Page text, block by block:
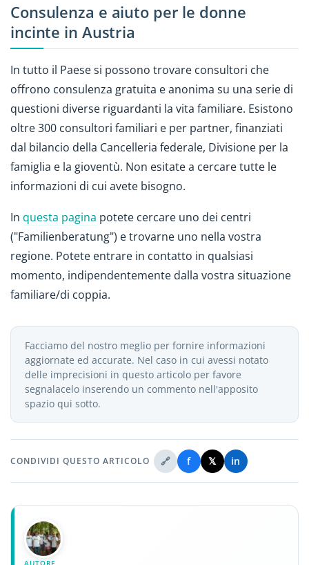
Consulenza e aiuto per le donne
incinte in Austria
In tutto il Paese si possono trovare consultori che
offrono consulenza gratuita e anonima su una serie di
questioni diverse riguardanti la vita familiare. Esistono
oltre 300 consultori familiari e per partner, finanziati
dal bilancio della Cancelleria federale, Divisione per la
famiglia e la gioventù. Non esitate a cercare tutte le
informazioni di cui avete bisogno.
In questa pagina potete cercare uno dei centri
("Familienberatung") e trovarne uno nella vostra
regione. Potete entrare in contatto in qualsiasi
momento, indipendentemente dalla vostra situazione
familiare/di coppia.
Facciamo del nostro meglio per fornire informazioni
aggiornate ed accurate. Nel caso in cui avessi notato
delle imprecisioni in questo articolo per favore
segnalacelo inserendo un commento nell'apposito
spazio qui sotto.
CONDIVIDI QUESTO ARTICOLO 🔗 f 𝕏 in
AUTORE